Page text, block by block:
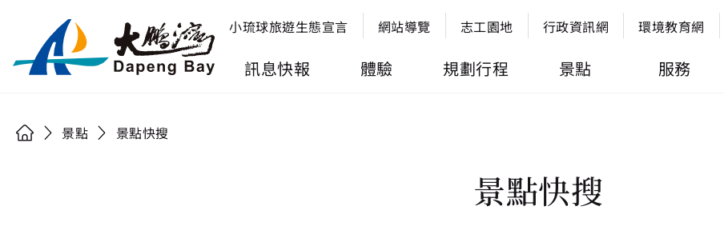
小琉球旅遊生態宣言 網站導覽 志工園地 行政資訊網 環境教育網
訊息快報 體驗 規劃行程 景點 服務
景點 景點快搜
景點快搜